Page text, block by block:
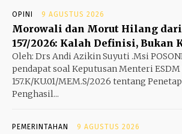
OPINI 9 AGUSTUS 2026
Morowali dan Morut Hilang
157/2026: Kalah Definisi, Bukan
Oleh: Drs Andi Azikin Suyuti .Msi
pendapat soal Keputusan Menteri
157.K/KU.01/MEM.S/2026 tentang
Penghasil...
PEMERINTAHAN 9 AGUSTUS 2026